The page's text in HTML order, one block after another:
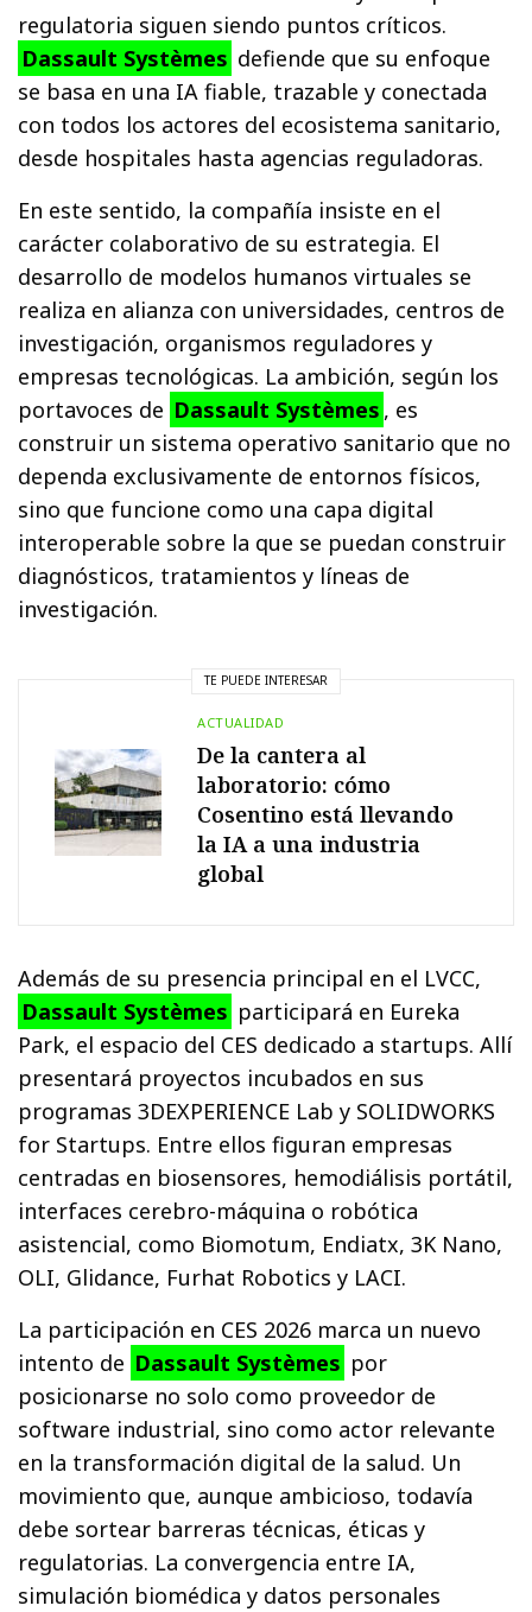
regulatoria siguen siendo puntos críticos.
Dassault Systèmes defiende que su enfoque
se basa en una IA fiable, trazable y conectada
con todos los actores del ecosistema sanitario,
desde hospitales hasta agencias reguladoras.
En este sentido, la compañía insiste en el
carácter colaborativo de su estrategia. El
desarrollo de modelos humanos virtuales se
realiza en alianza con universidades, centros de
investigación, organismos reguladores y
empresas tecnológicas. La ambición, según los
portavoces de Dassault Systèmes , es
construir un sistema operativo sanitario que no
dependa exclusivamente de entornos físicos,
sino que funcione como una capa digital
interoperable sobre la que se puedan construir
diagnósticos, tratamientos y líneas de
investigación.
TE PUEDE INTERESAR
ACTUALIDAD
De la cantera al
laboratorio: cómo
Cosentino está llevando
la IA a una industria
global
Además de su presencia principal en el LVCC,
Dassault Systèmes participará en Eureka
Park, el espacio del CES dedicado a startups. Allí
presentará proyectos incubados en sus
programas 3DEXPERIENCE Lab y SOLIDWORKS
for Startups. Entre ellos figuran empresas
centradas en biosensores, hemodiálisis portátil,
interfaces cerebro-máquina o robótica
asistencial, como Biomotum, Endiatx, 3K Nano,
OLI, Glidance, Furhat Robotics y LACI.
La participación en CES 2026 marca un nuevo
intento de Dassault Systèmes por
posicionarse no solo como proveedor de
software industrial, sino como actor relevante
en la transformación digital de la salud. Un
movimiento que, aunque ambicioso, todavía
debe sortear barreras técnicas, éticas y
regulatorias. La convergencia entre IA,
simulación biomédica y datos personales